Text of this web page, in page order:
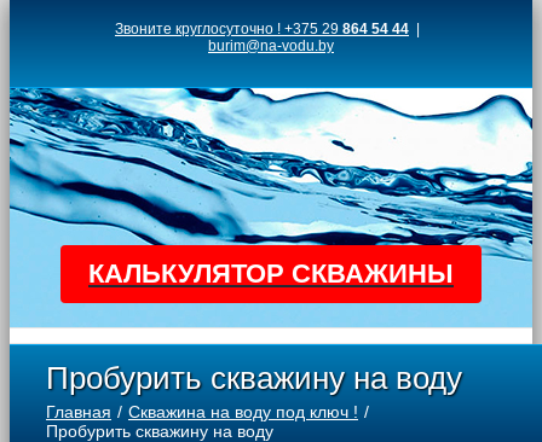
content
Звоните круглосуточно ! +375 29 864 54 44
burim@na-vodu.by
КАЛЬКУЛЯТОР СКВАЖИНЫ
Пробурить скважину на воду
Главная
Скважина на воду под ключ !
Пробурить скважину на воду